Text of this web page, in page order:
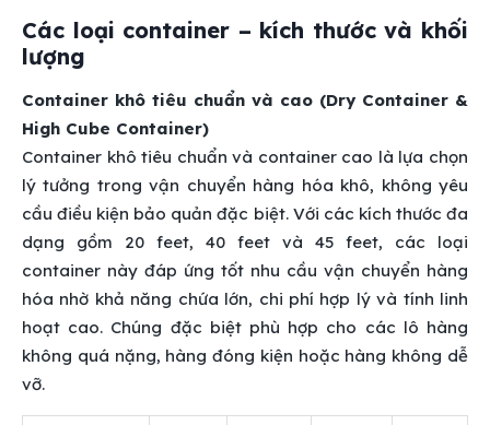
Các loại container – kích thước và khối
lượng
Container khô tiêu chuẩn và cao (Dry Container &
High Cube Container)
Container khô tiêu chuẩn và container cao là lựa chọn
lý tưởng trong vận chuyển hàng hóa khô, không yêu
cầu điều kiện bảo quản đặc biệt. Với các kích thước đa
dạng gồm 20 feet, 40 feet và 45 feet, các loại
container này đáp ứng tốt nhu cầu vận chuyển hàng
hóa nhờ khả năng chứa lớn, chi phí hợp lý và tính linh
hoạt cao. Chúng đặc biệt phù hợp cho các lô hàng
không quá nặng, hàng đóng kiện hoặc hàng không dễ
vỡ.